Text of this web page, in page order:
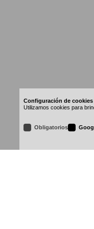
Configuración de cookies
Utilizamos cookies para
Obligatorios